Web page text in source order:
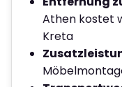
Athen kostet
Kreta